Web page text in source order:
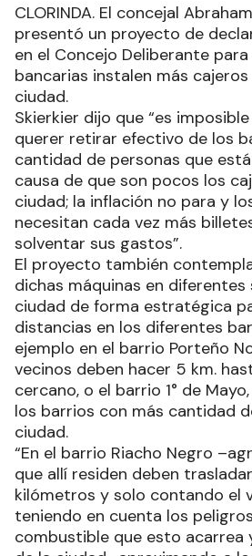
CLORINDA. El concejal
presentó un proyecto de
en el Concejo Deliberante
bancarias instalen más
ciudad.
Skierkier dijo que “es
querer retirar efectivo de los
cantidad de personas que
causa de que son pocos los
ciudad; la inflación no para y
necesitan cada vez más
solventar sus gastos”.
El proyecto también
dichas máquinas en
ciudad de forma estratégica
distancias en los diferentes
ejemplo en el barrio Porteño
vecinos deben hacer 5 km.
cercano, o el barrio 1° de
los barrios con más cantidad
ciudad.
“En el barrio Riacho Negro
que allí residen deben
kilómetros y solo contando el
teniendo en cuenta los
combustible que esto acarrea